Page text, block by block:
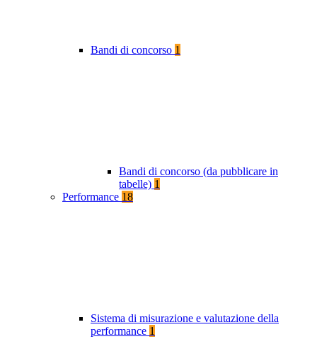
Bandi di concorso 1
Bandi di concorso (da pubblicare in
tabelle) 1
Performance 18
Sistema di misurazione e valutazione della
performance 1